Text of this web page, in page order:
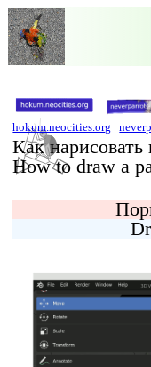
hokum.neocities.org
Как нарисовать
How to draw a